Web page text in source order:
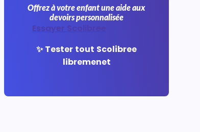
Offrez à votre enfant une aide aux
devoirs personnalisée
Essayer Scolibree
✨ Tester tout Scolibree
libremenet